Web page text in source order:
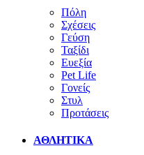
Πόλη
Σχέσεις
Γεύση
Ταξίδι
Ευεξία
Pet Life
Γονείς
Στυλ
Προτάσεις
ΑΘΛΗΤΙΚΑ